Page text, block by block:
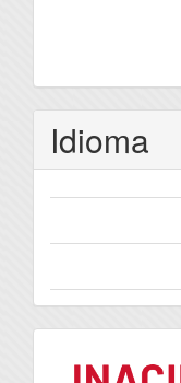
Idioma
logo